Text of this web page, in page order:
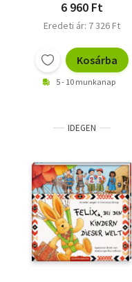
6 960 Ft
Eredeti ár: 7 326 Ft
Kosárba
5 - 10 munkanap
IDEGEN